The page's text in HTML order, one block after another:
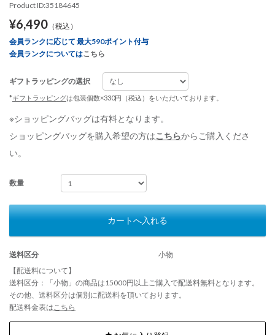
Product ID:35184645
¥6,490 （税込）
会員ランクに応じて 最大590ポイント付与
会員ランクについてはこちら
ギフトラッピングの選択
*ギフトラッピングは包装個数×330円（税込）をいただいております。
※ショッピングバッグは有料となります。
ショッピングバッグを購入希望の方はこちらからご購入くださ
い。
数量
カートへ入れる
送料区分
小物
【配送料について】
送料区分：「小物」の商品は15000円以上ご購入で配送料無料となります。
その他、送料区分は個別に配送料を頂いております。
配送料金表はこちら